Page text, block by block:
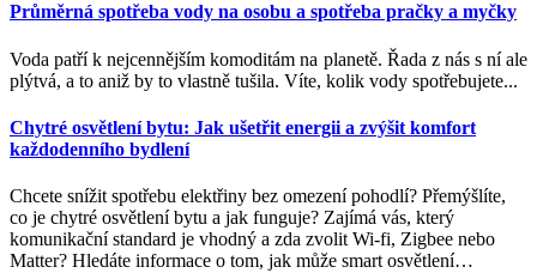
Průměrná spotřeba vody na osobu a spotřeba pračky a myčky
Voda patří k nejcennějším komoditám na planetě. Řada z nás s ní ale
plýtvá, a to aniž by to vlastně tušila. Víte, kolik vody spotřebujete...
Chytré osvětlení bytu: Jak ušetřit energii a zvýšit komfort
každodenního bydlení
Chcete snížit spotřebu elektřiny bez omezení pohodlí? Přemýšlíte,
co je chytré osvětlení bytu a jak funguje? Zajímá vás, který
komunikační standard je vhodný a zda zvolit Wi-fi, Zigbee nebo
Matter? Hledáte informace o tom, jak může smart osvětlení…